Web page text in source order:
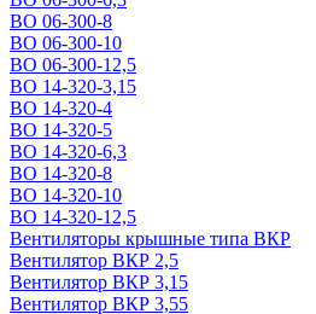
ВО 06-300-8
ВО 06-300-10
ВО 06-300-12,5
ВО 14-320-3,15
ВО 14-320-4
ВО 14-320-5
ВО 14-320-6,3
ВО 14-320-8
ВО 14-320-10
ВО 14-320-12,5
Вентиляторы крышные типа ВКР
Вентилятор ВКР 2,5
Вентилятор ВКР 3,15
Вентилятор ВКР 3,55